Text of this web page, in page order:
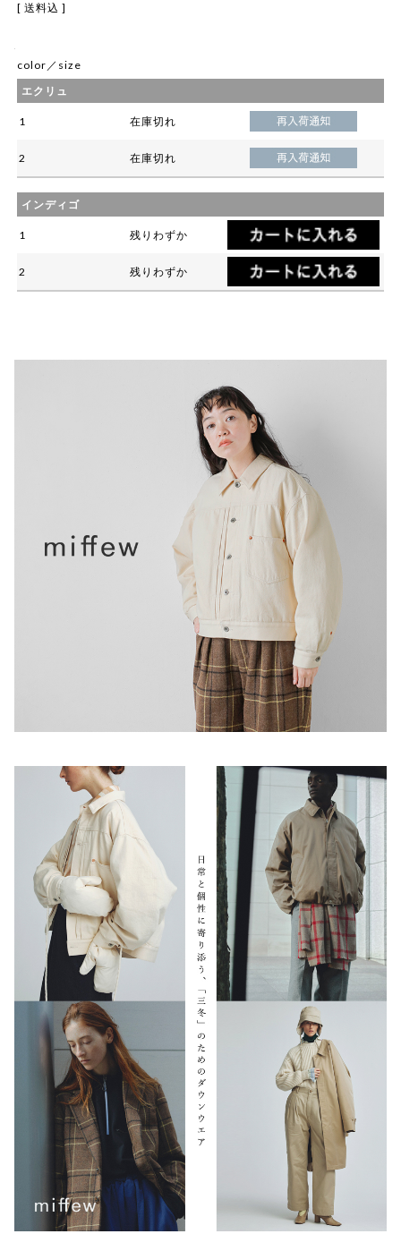
[ 送料込 ]
color／size
エクリュ
1 在庫切れ
2 在庫切れ
インディゴ
1 残りわずか
2 残りわずか